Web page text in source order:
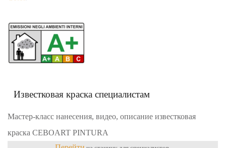
Известковая краска специалистам
Мастер-класс нанесения, видео, описание известковая
краска CEBOART PINTURA